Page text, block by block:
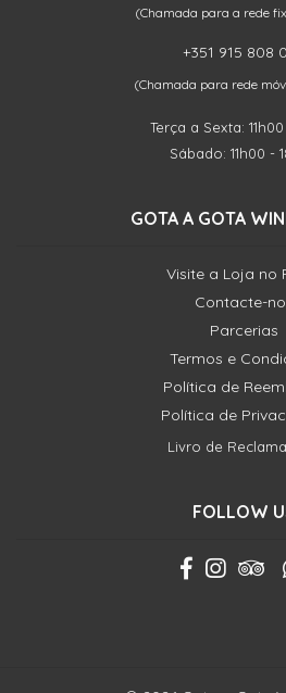
(Chamada para a rede
+351 915 808
(Chamada para rede
Terça a Sexta:
Sábado: 11h00 -
GOTA A GOTA
Visite a Loja no
Contacte-
Parcerias
Termos e
Política de
Política de
Livro de
FOLLOW